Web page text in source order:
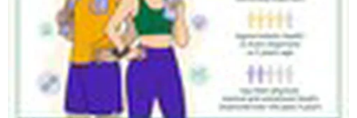
Thành Thăng Long
06/08/2026 23:03
Việt Nam hướng tới làm
chủ 10 công nghệ lõi vào năm 2030